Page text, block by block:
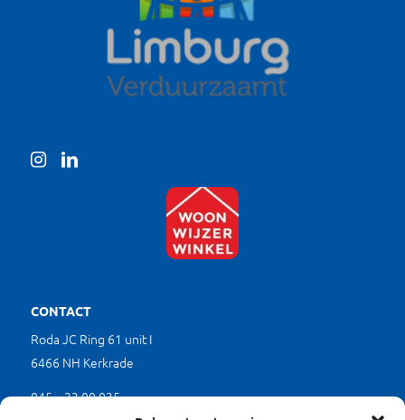
CONTACT
Roda JC Ring 61 unit I
6466 NH Kerkrade
045 – 23 00 035